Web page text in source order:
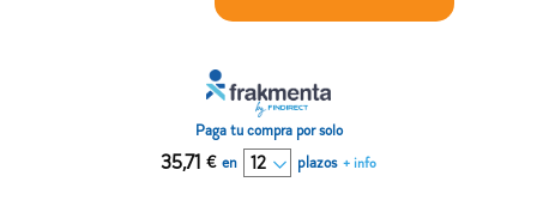
Paga tu compra por solo
35,71 € en plazos + info